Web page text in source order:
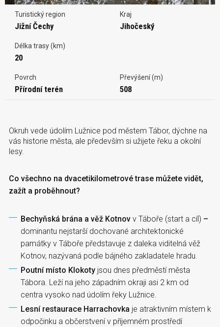
Turistický region
Jižní Čechy
Kraj
Jihočeský
Délka trasy (km)
20
Povrch
Přírodní terén
Převýšení (m)
508
Okruh vede údolím Lužnice pod městem Tábor, dýchne na
vás historie města, ale především si užijete řeku a okolní
lesy.
Co všechno na dvacetikilometrové trase můžete vidět,
zažít a proběhnout?
Bechyňská brána a věž Kotnov v Táboře (start a cíl) –
dominantu nejstarší dochované architektonické
památky v Táboře představuje z daleka viditelná věž
Kotnov, nazývaná podle bájného zakladatele hradu.
Poutní místo Klokoty jsou dnes předměstí města
Tábora. Leží na jeho západním okraji asi 2 km od
centra vysoko nad údolím řeky Lužnice.
Lesní restaurace Harrachovka je atraktivním místem k
odpočinku a občerstvení v příjemném prostředí